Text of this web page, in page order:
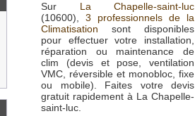
Sur La Chapelle-saint-luc
(10600), 3 professionnels de la
Climatisation sont disponibles
pour effectuer votre installation,
réparation ou maintenance de
clim (devis et pose, ventilation
VMC, réversible et monobloc, fixe
ou mobile). Faites votre devis
gratuit rapidement à La Chapelle-
saint-luc.